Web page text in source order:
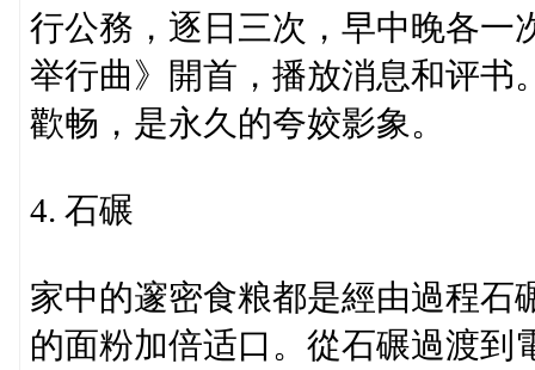
行公務，逐日三次，早中晚各一
举行曲》開首，播放消息和评书
歡畅，是永久的夸姣影象。
4. 石碾
家中的邃密食粮都是經由過程石
的面粉加倍适口。從石碾過渡到